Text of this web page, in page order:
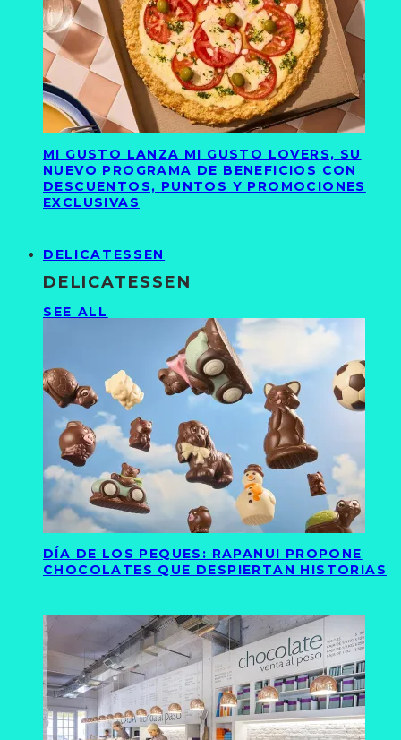
MI GUSTO LANZA MI GUSTO LOVERS, SU
NUEVO PROGRAMA DE BENEFICIOS CON
DESCUENTOS, PUNTOS Y PROMOCIONES
EXCLUSIVAS
DELICATESSEN
DELICATESSEN
SEE ALL
DÍA DE LOS PEQUES: RAPANUI PROPONE
CHOCOLATES QUE DESPIERTAN HISTORIAS